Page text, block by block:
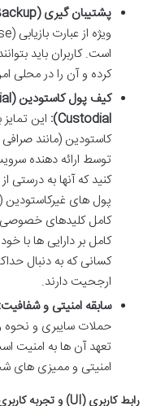
پشتیبان گیری (Backup):
است. کاربران باید
کرده و آن را در محلی
Custodial): این
کاستودین (مانند
توسط ارائه دهنده
کنید که آنها به درستی
کامل کلیدهای خصوصی
کامل بر دارایی ها با
کسانی که به دنبال
ارجحیت دارند.
سابقه امنیتی و شفافیت:
حملات سایبری و نحوه
تعهد آن ها به امنیت
امنیتی و ممیزی های
رابط کاربری (UI) و تجربه کاربری (UX)